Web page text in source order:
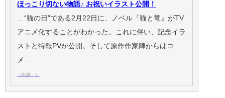
ほっこり切ない物語♪ お祝いイラスト公開！
…“猫の日”である2月22日に、ノベル『猫と竜』がTV
アニメ化することがわかった。これに伴い、記念イラ
ストと特報PVが公開。そして原作作家陣からはコ
メ…
（出典：）